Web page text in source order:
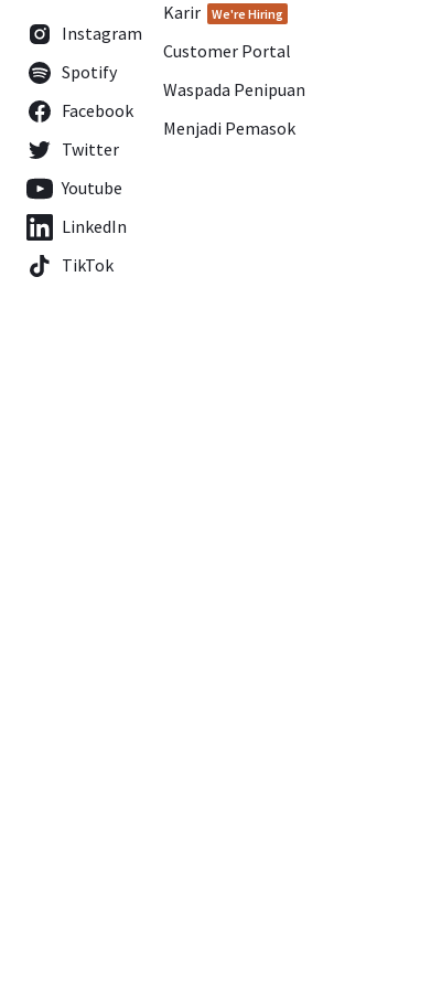
Instagram
Spotify
Facebook
Twitter
Youtube
LinkedIn
TikTok
Karir
We're Hiring
Customer Portal
Waspada Penipuan
Menjadi Pemasok